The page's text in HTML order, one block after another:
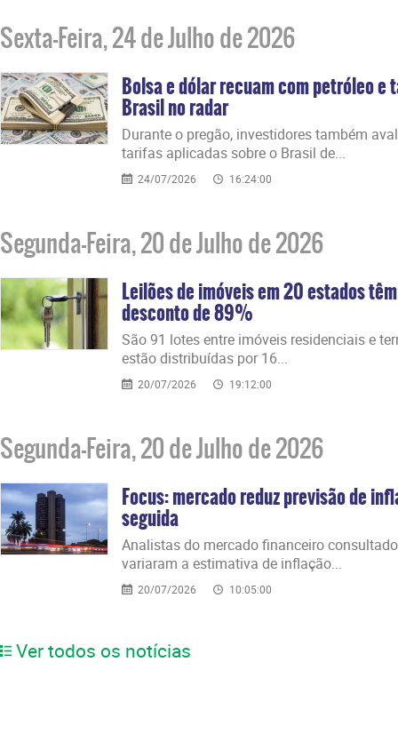
Sexta-Feira, 24 de Julho de 2026
Bolsa e dólar recuam com petróleo e
Brasil no radar
Durante o pregão, investidores também
tarifas aplicadas sobre o Brasil de...
24/07/2026 16:24:00
Segunda-Feira, 20 de Julho de 2026
Leilões de imóveis em 20 estados
desconto de 89%
São 91 lotes entre imóveis residenciais e
estão distribuídas por 16...
20/07/2026 19:12:00
Segunda-Feira, 20 de Julho de 2026
Focus: mercado reduz previsão de
seguida
Analistas do mercado financeiro
variaram a estimativa de inflação...
20/07/2026 10:05:00
Ver todos os notícias